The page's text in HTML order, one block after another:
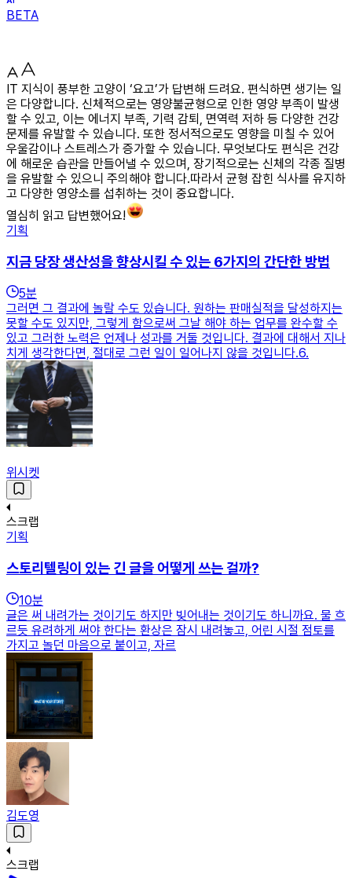
BETA
IT 지식이 풍부한 고양이 ‘요고’가 답변해 드려요. 편식하면 생기는 일
은 다양합니다. 신체적으로는 영양불균형으로 인한 영양 부족이 발생
할 수 있고, 이는 에너지 부족, 기력 감퇴, 면역력 저하 등 다양한 건강
문제를 유발할 수 있습니다. 또한 정서적으로도 영향을 미칠 수 있어
우울감이나 스트레스가 증가할 수 있습니다. 무엇보다도 편식은 건강
에 해로운 습관을 만들어낼 수 있으며, 장기적으로는 신체의 각종 질병
을 유발할 수 있으니 주의해야 합니다.따라서 균형 잡힌 식사를 유지하
고 다양한 영양소를 섭취하는 것이 중요합니다.
열심히 읽고 답변했어요!
기획
지금 당장 생산성을 향상시킬 수 있는 6가지의 간단한 방법
5분
그러면 그 결과에 놀랄 수도 있습니다. 원하는 판매실적을 달성하지는
못할 수도 있지만, 그렇게 함으로써 그날 해야 하는 업무를 완수할 수
있고 그러한 노력은 언제나 성과를 거둘 것입니다. 결과에 대해서 지나
치게 생각한다면, 절대로 그런 일이 일어나지 않을 것입니다.6.
위시켓
스크랩
기획
스토리텔링이 있는 긴 글을 어떻게 쓰는 걸까?
10분
글은 써 내려가는 것이기도 하지만 빚어내는 것이기도 하니까요. 물 흐
르듯 유려하게 써야 한다는 환상은 잠시 내려놓고, 어린 시절 점토를
가지고 놀던 마음으로 붙이고, 자르
김도영
스크랩